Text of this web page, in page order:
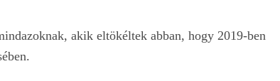
akik eltökéltek abban, hogy 2019-ben